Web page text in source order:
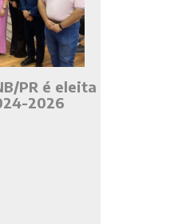
PR é eleita
2026